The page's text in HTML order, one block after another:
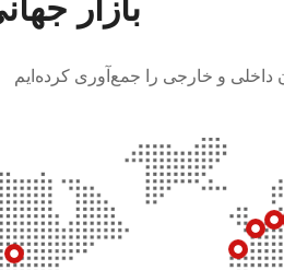
داخلی و خارجی را جمع‌آوری کرده‌ایم